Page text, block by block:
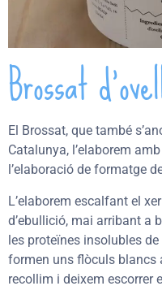
Brossat
El Brossat, que també
Catalunya, l’elaborem
l’elaboració de formatge
L’elaborem escalfant el
d’ebullició, mai arribant a
les proteïnes insolubles
formen uns flòculs blancs
recollim i deixem escorrer